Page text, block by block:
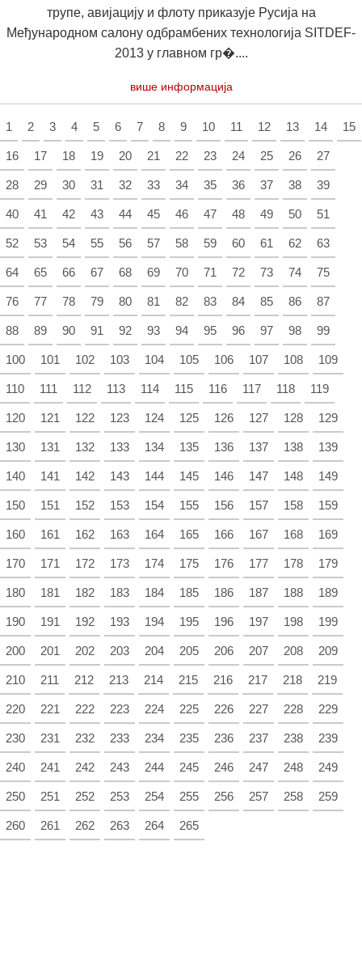
трупе, авијацију и флоту приказује Русија на
Међународном салону одбрамбених технологија SITDEF-
2013 у главном гр�....
више информација
1 2 3 4 5 6 7 8 9 10 11 12 13 14 15
16 17 18 19 20 21 22 23 24 25 26 27
28 29 30 31 32 33 34 35 36 37 38 39
40 41 42 43 44 45 46 47 48 49 50 51
52 53 54 55 56 57 58 59 60 61 62 63
64 65 66 67 68 69 70 71 72 73 74 75
76 77 78 79 80 81 82 83 84 85 86 87
88 89 90 91 92 93 94 95 96 97 98 99
100 101 102 103 104 105 106 107 108 109
110 111 112 113 114 115 116 117 118 119
120 121 122 123 124 125 126 127 128 129
130 131 132 133 134 135 136 137 138 139
140 141 142 143 144 145 146 147 148 149
150 151 152 153 154 155 156 157 158 159
160 161 162 163 164 165 166 167 168 169
170 171 172 173 174 175 176 177 178 179
180 181 182 183 184 185 186 187 188 189
190 191 192 193 194 195 196 197 198 199
200 201 202 203 204 205 206 207 208 209
210 211 212 213 214 215 216 217 218 219
220 221 222 223 224 225 226 227 228 229
230 231 232 233 234 235 236 237 238 239
240 241 242 243 244 245 246 247 248 249
250 251 252 253 254 255 256 257 258 259
260 261 262 263 264 265